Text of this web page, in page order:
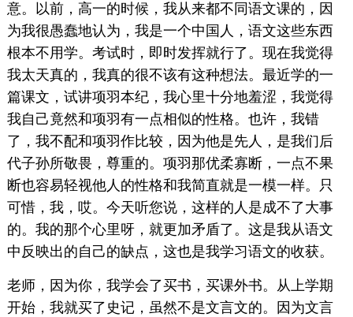
意。以前，高一的时候，我从来都不同语文课的，因
为我很愚蠢地认为，我是一个中国人，语文这些东西
根本不用学。考试时，即时发挥就行了。现在我觉得
我太天真的，我真的很不该有这种想法。最近学的一
篇课文，试讲项羽本纪，我心里十分地羞涩，我觉得
我自己竟然和项羽有一点相似的性格。也许，我错
了，我不配和项羽作比较，因为他是先人，是我们后
代子孙所敬畏，尊重的。项羽那优柔寡断，一点不果
断也容易轻视他人的性格和我简直就是一模一样。只
可惜，我，哎。今天听您说，这样的人是成不了大事
的。我的那个心里呀，就更加矛盾了。这是我从语文
中反映出的自己的缺点，这也是我学习语文的收获。
老师，因为你，我学会了买书，买课外书。从上学期
开始，我就买了史记，虽然不是文言文的。因为文言